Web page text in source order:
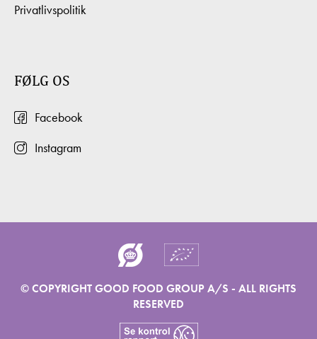
Privatlivspolitik
FØLG OS
Facebook
Instagram
© COPYRIGHT GOOD FOOD GROUP A/S - ALL RIGHTS
RESERVED